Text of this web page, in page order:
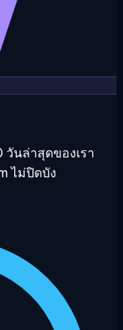
นล่าสุดของเรา
ไม่ปิดบัง